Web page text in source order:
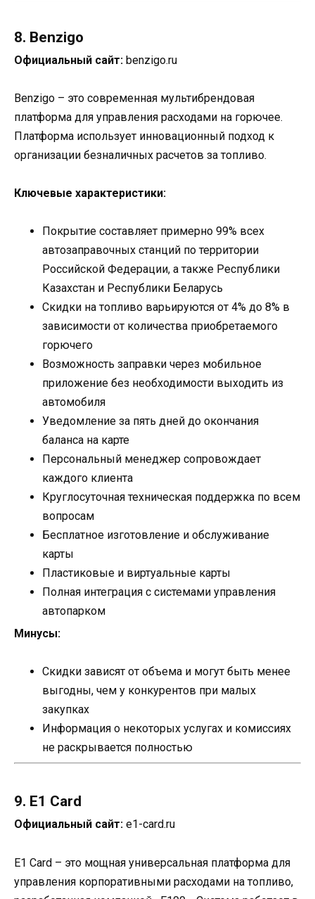
8. Benzigo
Официальный сайт: benzigo.ru
Benzigo – это современная мультибрендовая
платформа для управления расходами на горючее.
Платформа использует инновационный подход к
организации безналичных расчетов за топливо.
Ключевые характеристики:
Покрытие составляет примерно 99% всех
автозаправочных станций по территории
Российской Федерации, а также Республики
Казахстан и Республики Беларусь
Скидки на топливо варьируются от 4% до 8% в
зависимости от количества приобретаемого
горючего
Возможность заправки через мобильное
приложение без необходимости выходить из
автомобиля
Уведомление за пять дней до окончания
баланса на карте
Персональный менеджер сопровождает
каждого клиента
Круглосуточная техническая поддержка по всем
вопросам
Бесплатное изготовление и обслуживание
карты
Пластиковые и виртуальные карты
Полная интеграция с системами управления
автопарком
Минусы:
Скидки зависят от объема и могут быть менее
выгодны, чем у конкурентов при малых
закупках
Информация о некоторых услугах и комиссиях
не раскрывается полностью
9. E1 Card
Официальный сайт: e1-card.ru
E1 Card – это мощная универсальная платформа для
управления корпоративными расходами на топливо,